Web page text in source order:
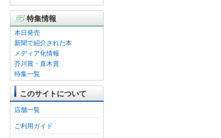
特集情報
本日発売
新聞で紹介された本
メディア化情報
芥川賞・直木賞
特集一覧
このサイトについて
店舗一覧
ご利用ガイド